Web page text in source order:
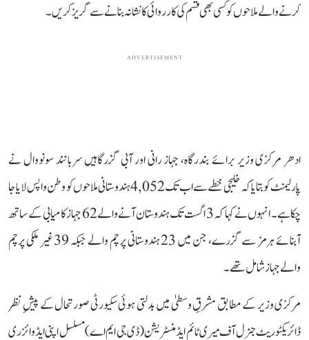
کرنے والے ملاحوں کو کسی بھی قسم کی کارروائی کا نشانہ بنانے سے گریز کریں۔
ADVERTISEMENT
ادھر مرکزی وزیر برائے بندرگاہ، جہاز رانی اور آبی گزرگاہیں سربانند سونووال نے
پارلیمنٹ کو بتایا کہ خلیجی خطے سے اب تک 4,052 ہندوستانی ملاحوں کو وطن واپس لایا جا
چکا ہے۔ انہوں نے کہا کہ 3 اگست تک ہندوستان آنے والے 62 جہاز کامیابی کے ساتھ
آبنائے ہرمز سے گزرے، جن میں 23 ہندوستانی پرچم والے جبکہ 39 غیر ملکی پرچم
والے جہاز شامل تھے۔
مرکزی وزیر کے مطابق مشرقِ وسطیٰ میں بدلتی ہوئی سکیورٹی صورتحال کے پیشِ نظر
ڈائریکٹوریٹ جنرل آف میری ٹائم ایڈمنسٹریشن (ڈی جی ایم اے) مسلسل اپنی ایڈوائزری